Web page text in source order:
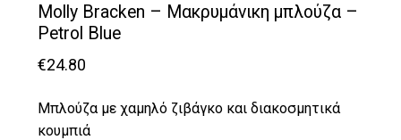
Molly Bracken – Μακρυμάνικη μπλούζα –
Petrol Blue
€24.80
Μπλούζα με χαμηλό ζιβάγκο και διακοσμητικά
κουμπιά